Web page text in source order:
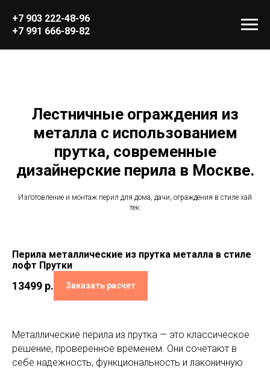
+7 903 222-48-96
+7 991 666-89-82
Лестничные ограждения из
металла с использованием
прутка, современные
дизайнерские перила в Москве.
Изготовление и монтаж перил для дома, дачи, ограждения в стиле хай
тек.
Перила металлические из прутка металла в стиле
лофт Прутки
13499 р. Заказать расчет
Металлические перила из прутка — это классическое
решение, проверенное временем. Они сочетают в
себе надежность, функциональность и лаконичную